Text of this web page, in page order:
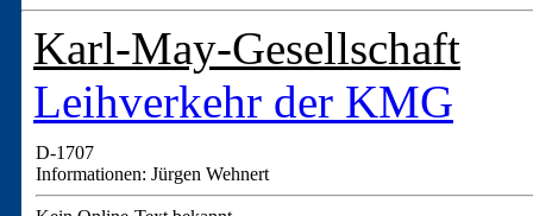
Karl-May-Gesellschaft
Leihverkehr der KMG
D-1707
Informationen: Jürgen Wehnert